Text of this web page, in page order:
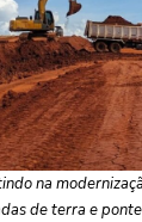
na
de terra e